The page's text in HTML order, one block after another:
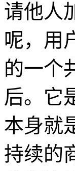
请他人
呢，用
的一个
后。它
本身就
持续的